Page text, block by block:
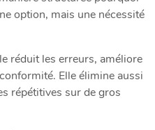
option, mais une nécessité
réduit les erreurs, améliore
Elle élimine aussi
répétitives sur de gros